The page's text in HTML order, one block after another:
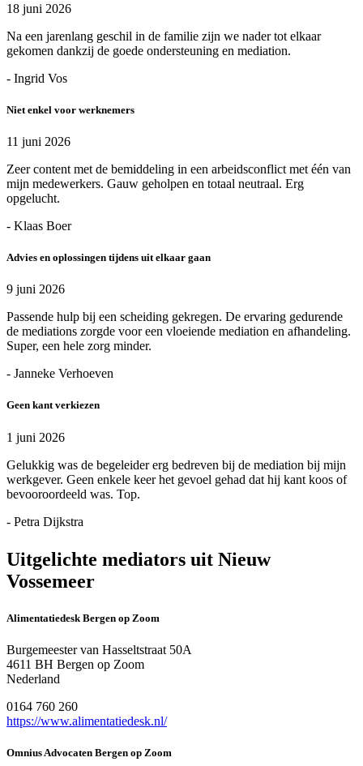
18 juni 2026
Na een jarenlang geschil in de familie zijn we nader tot elkaar
gekomen dankzij de goede ondersteuning en mediation.
- Ingrid Vos
Niet enkel voor werknemers
11 juni 2026
Zeer content met de bemiddeling in een arbeidsconflict met één van
mijn medewerkers. Gauw geholpen en totaal neutraal. Erg
opgelucht.
- Klaas Boer
Advies en oplossingen tijdens uit elkaar gaan
9 juni 2026
Passende hulp bij een scheiding gekregen. De ervaring gedurende
de mediations zorgde voor een vloeiende mediation en afhandeling.
Super, een hele zorg minder.
- Janneke Verhoeven
Geen kant verkiezen
1 juni 2026
Gelukkig was de begeleider erg bedreven bij de mediation bij mijn
werkgever. Geen enkele keer het gevoel gehad dat hij kant koos of
bevooroordeeld was. Top.
- Petra Dijkstra
Uitgelichte mediators uit Nieuw
Vossemeer
Alimentatiedesk Bergen op Zoom
Burgemeester van Hasseltstraat 50A
4611 BH Bergen op Zoom
Nederland
0164 760 260
https://www.alimentatiedesk.nl/
Omnius Advocaten Bergen op Zoom